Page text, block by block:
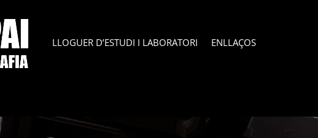
LLOGUER D’ESTUDI I LABORATORI ENLLAÇOS